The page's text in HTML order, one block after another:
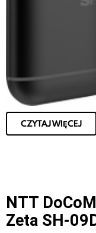
CZYTAJ WIĘCEJ
NTT
Zeta SH-